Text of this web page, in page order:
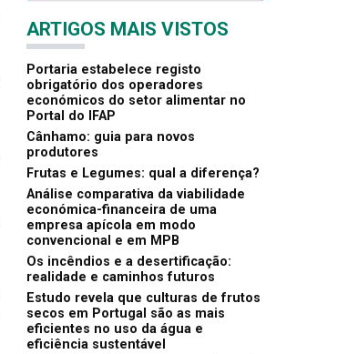
ARTIGOS MAIS VISTOS
Portaria estabelece registo
obrigatório dos operadores
económicos do setor alimentar no
Portal do IFAP
Cânhamo: guia para novos
produtores
Frutas e Legumes: qual a diferença?
Análise comparativa da viabilidade
económica-financeira de uma
empresa apícola em modo
convencional e em MPB
Os incêndios e a desertificação:
realidade e caminhos futuros
Estudo revela que culturas de frutos
secos em Portugal são as mais
eficientes no uso da água e
eficiência sustentável